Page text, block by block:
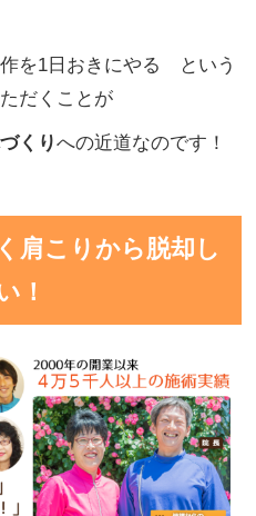
を1日おきにやる という
だくことが
くりへの近道なのです！
肩こりから脱却し
！